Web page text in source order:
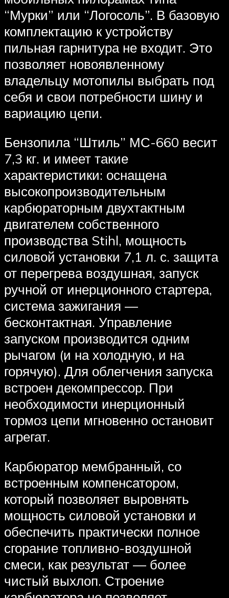
“Мурки” или “Логосоль”. В базовую
комплектацию к устройству
пильная гарнитура не входит. Это
позволяет новоявленному
владельцу мотопилы выбрать под
себя и свои потребности шину и
вариацию цепи.
Бензопила “Штиль” МС-660 весит
7,3 кг. и имеет такие
характеристики: оснащена
высокопроизводительным
карбюраторным двухтактным
двигателем собственного
производства Stihl, мощность
силовой установки 7,1 л. с. защита
от перегрева воздушная, запуск
ручной от инерционного стартера,
система зажигания —
бесконтактная. Управление
запуском производится одним
рычагом (и на холодную, и на
горячую). Для облегчения запуска
встроен декомпрессор. При
необходимости инерционный
тормоз цепи мгновенно остановит
агрегат.
Карбюратор мембранный, со
встроенным компенсатором,
который позволяет выровнять
мощность силовой установки и
обеспечить практически полное
сгорание топливно-воздушной
смеси, как результат — более
чистый выхлоп. Строение